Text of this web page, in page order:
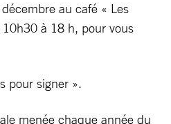
au café « Les
à 18 h, pour vous
pour signer ».
menée chaque année du